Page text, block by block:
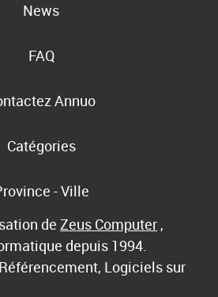
News
FAQ
Annuo
Catégories
- Ville
de Zeus Computer ,
depuis 1994.
Logiciels sur